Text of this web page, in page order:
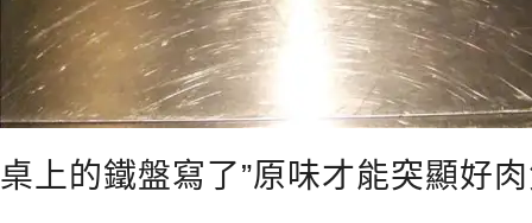
桌上的鐵盤寫了”原味才能突顯好肉